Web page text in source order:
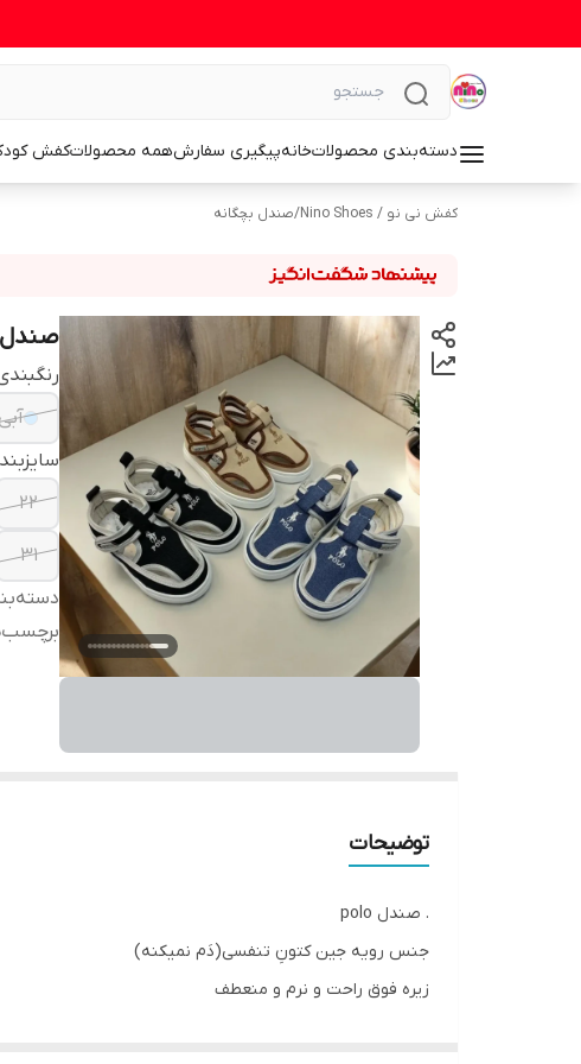
دسته‌بندی محصولاتخانهپیگیری سفارشهمه محصولاتکفش
کفش نی نو / Nino Shoes /صندل بچگانه
صندل
22
31
توضیحات
. صندل polo
جنس رویه جین کتونِ تنفسی(دَم نمیکنه)
زیره فوق راحت و نرم و منعطف